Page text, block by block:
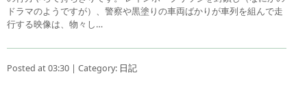
ドラマのようですが）、警察や黒塗りの車両ばかりが車列を組んで走
行する映像は、物々し…
Posted at 03:30 | Category: 日記